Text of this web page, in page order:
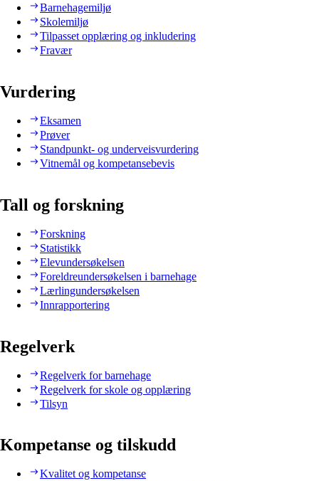
Barnehagemiljø
Skolemiljø
Tilpasset opplæring og inkludering
Fravær
Vurdering
Eksamen
Prøver
Standpunkt- og underveisvurdering
Vitnemål og kompetansebevis
Tall og forskning
Forskning
Statistikk
Elevundersøkelsen
Foreldreundersøkelsen i barnehage
Lærlingundersøkelsen
Innrapportering
Regelverk
Regelverk for barnehage
Regelverk for skole og opplæring
Tilsyn
Kompetanse og tilskudd
Kvalitet og kompetanse